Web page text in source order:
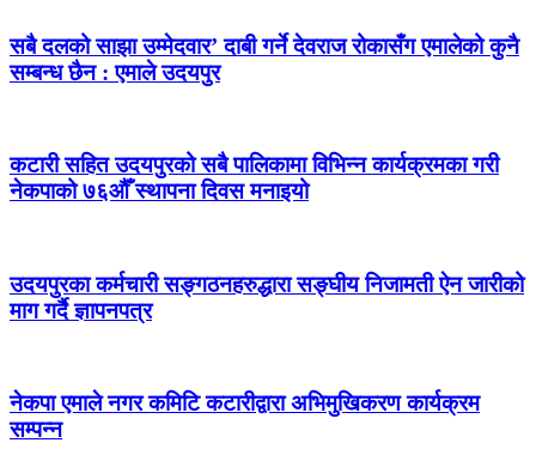
सबै दलको साझा उम्मेदवार’ दाबी गर्ने देवराज रोकासँग एमालेको कुनै
सम्बन्ध छैन : एमाले उदयपुर
कटारी सहित उदयपुरको सबै पालिकामा विभिन्न कार्यक्रमका गरी
नेकपाको ७६औँ स्थापना दिवस मनाइयो
उदयपुरका कर्मचारी सङ्गठनहरुद्धारा सङ्घीय निजामती ऐन जारीको
माग गर्दै ज्ञापनपत्र
नेकपा एमाले नगर कमिटि कटारीद्वारा अभिमुखिकरण कार्यक्रम
सम्पन्न